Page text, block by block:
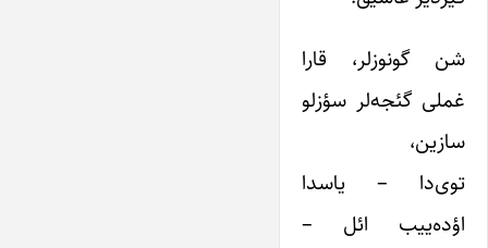
شن گونوزلر، قارا
غملی گئجه‌لر سؤزلو
سازین،
توی‌دا – یاسدا
اؤده‌ییب ائل –